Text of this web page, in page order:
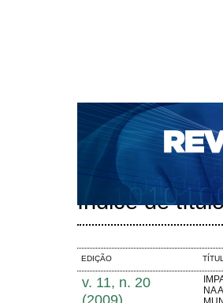
CAPA SOBRE ACESSO
NOTÍCIAS
PORTAL DE
BASES DE DADOS E
Capa Pesquisa >Índice de
Índice de
EDIÇÃO
v. 11, n. 20
(2009)
NA